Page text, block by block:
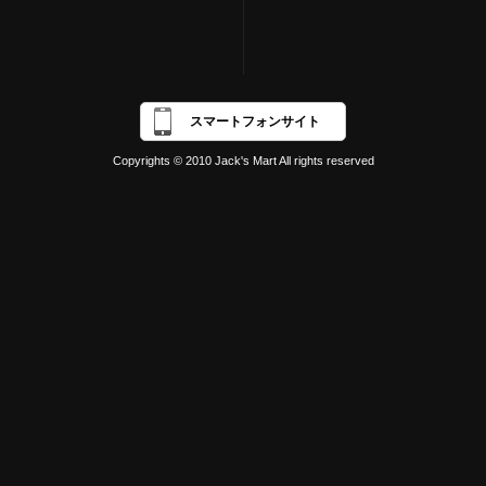
スマートフォンサイト
Copyrights © 2010 Jack's Mart All rights reserved